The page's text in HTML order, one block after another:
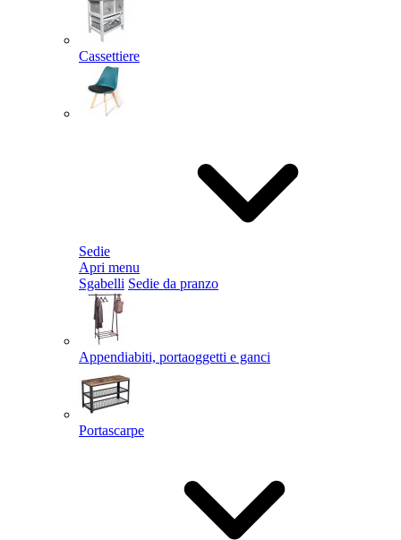
Cassettiere
Sedie
Apri menu
Sgabelli Sedie da pranzo
Appendiabiti, portaoggetti e ganci
Portascarpe